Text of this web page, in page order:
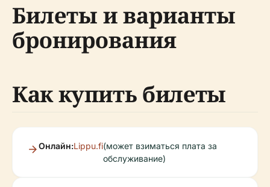
Билеты и варианты
бронирования
Как купить билеты
Онлайн:Lippu.fi(может взиматься плата за
обслуживание)